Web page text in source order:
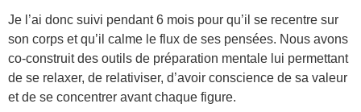
Je l’ai donc suivi pendant 6 mois pour qu’il se recentre sur
son corps et qu’il calme le flux de ses pensées. Nous avons
co-construit des outils de préparation mentale lui permettant
de se relaxer, de relativiser, d’avoir conscience de sa valeur
et de se concentrer avant chaque figure.